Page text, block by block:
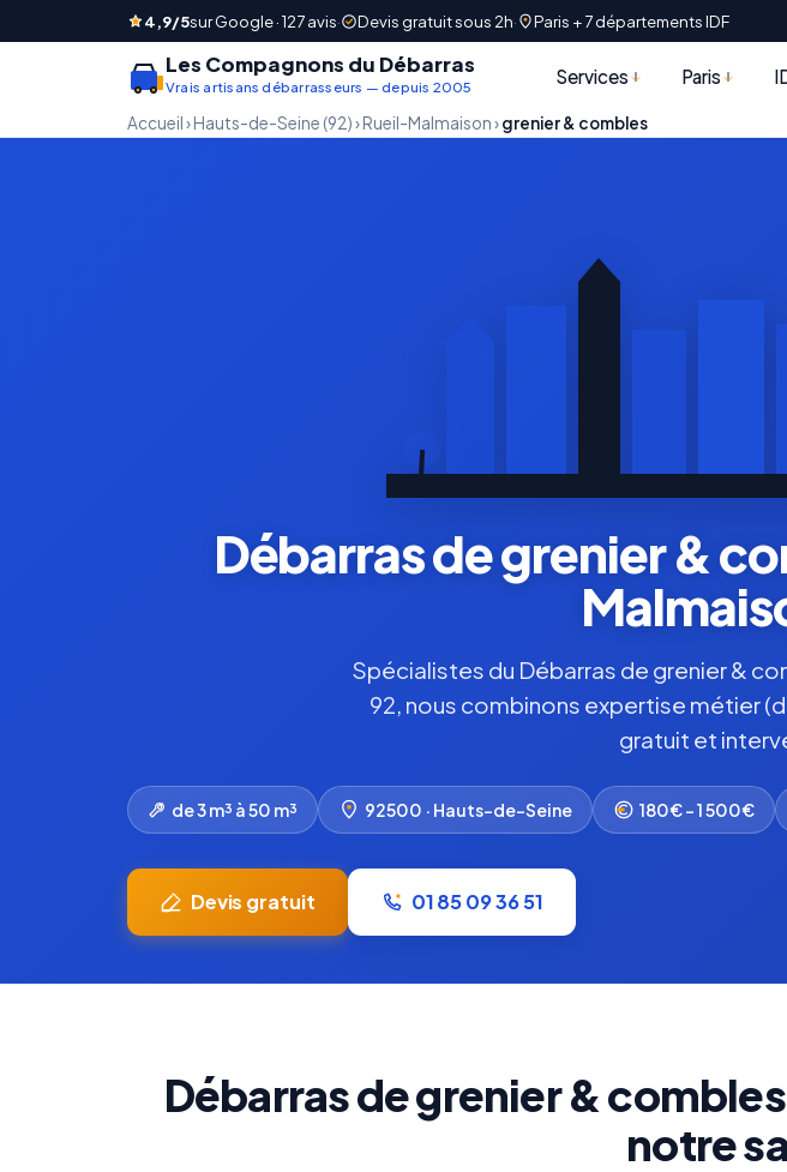
4,9/5sur Google · 127 avis· Devis gratuit sous 2h· Paris + 7 départements IDF
Les Compagnons du Débarras
Vrais artisans débarrasseurs — depuis 2005 Services Paris
Accueil›Hauts-de-Seine (92)›Rueil-Malmaison›grenier & combles
Débarras de grenier &
Spécialistes du Débarras de grenier &
92, nous combinons expertise métier
gratuit et
de 3 m³ à 50 m³ 92500 · Hauts-de-Seine 180€ – 1 500€
Devis gratuit 01 85 09 36 51
Débarras de grenier &
notre